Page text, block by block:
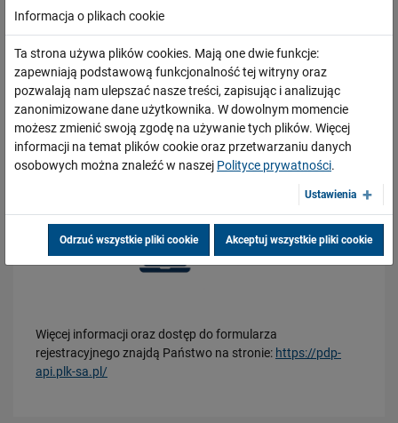
transportowego.
Więcej informacji oraz dostęp do formularza
rejestracyjnego znajdą Państwo na stronie: https://pdp-
api.plk-sa.pl/
Zamówienia publiczne
Najem/Dzierżawa
Połączenie bocznic
Inwestycje zewnętrzne
Ochrona środowiska
Współpraca Zarządców/Współpraca międzynarodowa
Konsultacje w ramach Rozporządzenia dot. przepustowości
API Otwarte Dane
Zintegrowana Sieć Kolejowa
Informacja o plikach cookie
Ta strona używa plików cookies. Mają one dwie funkcje:
zapewniają podstawową funkcjonalność tej witryny oraz
pozwalają nam ulepszać nasze treści, zapisując i analizując
zanonimizowane dane użytkownika. W dowolnym momencie
możesz zmienić swoją zgodę na używanie tych plików. Więcej
informacji na temat plików cookie oraz przetwarzaniu danych
osobowych można znaleźć w naszej Polityce prywatności.
Ustawienia
Odrzuć wszystkie pliki cookie Akceptuj wszystkie pliki cookie